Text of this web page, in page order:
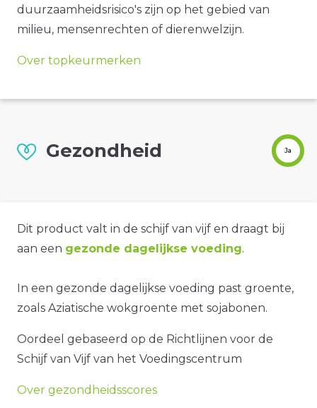
duurzaamheidsrisico's zijn op het gebied van
milieu, mensenrechten of dierenwelzijn.
Over topkeurmerken
Gezondheid Ja
Dit product valt in de schijf van vijf en draagt bij
aan een gezonde dagelijkse voeding.
In een gezonde dagelijkse voeding past groente,
zoals Aziatische wokgroente met sojabonen.
Oordeel gebaseerd op de Richtlijnen voor de
Schijf van Vijf van het Voedingscentrum
Over gezondheidsscores